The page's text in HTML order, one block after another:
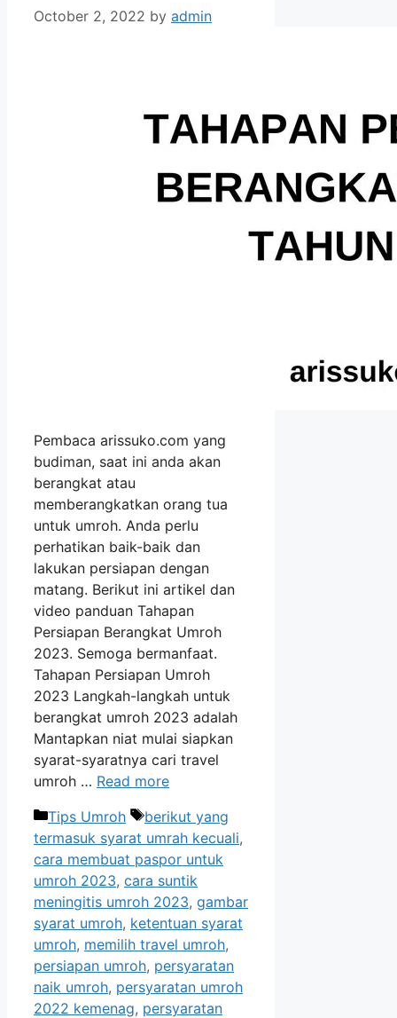
October 2, 2022 by admin
Pembaca arissuko.com yang
budiman, saat ini anda akan
berangkat atau
memberangkatkan orang tua
untuk umroh. Anda perlu
perhatikan baik-baik dan
lakukan persiapan dengan
matang. Berikut ini artikel dan
video panduan Tahapan
Persiapan Berangkat Umroh
2023. Semoga bermanfaat.
Tahapan Persiapan Umroh
2023 Langkah-langkah untuk
berangkat umroh 2023 adalah
Mantapkan niat mulai siapkan
syarat-syaratnya cari travel
umroh … Read more
Categories
Tips Umroh Tags
berikut yang
termasuk syarat umrah kecuali,
cara membuat paspor untuk
umroh 2023, cara suntik
meningitis umroh 2023, gambar
syarat umroh, ketentuan syarat
umroh, memilih travel umroh,
persiapan umroh, persyaratan
naik umroh, persyaratan umroh
2022 kemenag, persyaratan